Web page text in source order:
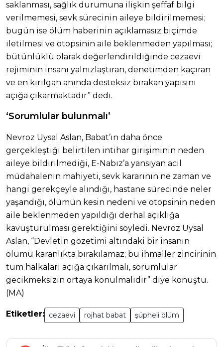
saklanması, sağlık durumuna ilişkin şeffaf bilgi
verilmemesi, sevk sürecinin aileye bildirilmemesi;
bugün ise ölüm haberinin açıklamasız biçimde
iletilmesi ve otopsinin aile beklenmeden yapılması;
bütünlüklü olarak değerlendirildiğinde cezaevi
rejiminin insanı yalnızlaştıran, denetimden kaçıran
ve en kırılgan anında desteksiz bırakan yapısını
açığa çıkarmaktadır” dedi.
‘Sorumlular bulunmalı’
Nevroz Uysal Aslan, Babat’ın daha önce
gerçekleştiği belirtilen intihar girişiminin neden
aileye bildirilmediği, E-Nabız’a yansıyan acil
müdahalenin mahiyeti, sevk kararının ne zaman ve
hangi gerekçeyle alındığı, hastane sürecinde neler
yaşandığı, ölümün kesin nedeni ve otopsinin neden
aile beklenmeden yapıldığı derhal açıklığa
kavuşturulması gerektiğini söyledi. Nevroz Uysal
Aslan, “Devletin gözetimi altındaki bir insanın
ölümü karanlıkta bırakılamaz; bu ihmaller zincirinin
tüm halkaları açığa çıkarılmalı, sorumlular
gecikmeksizin ortaya konulmalıdır” diye konuştu.
(MA)
Etiketler: cezaevi rojhat babat şüpheli ölüm